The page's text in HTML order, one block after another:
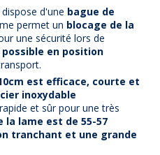
dispose d'une bague de
permet un blocage de la
une sécurité lors de
en position
est efficace, courte et
inoxydable
et sûr pour une très
la lame est de 55-57
tranchant et une grande